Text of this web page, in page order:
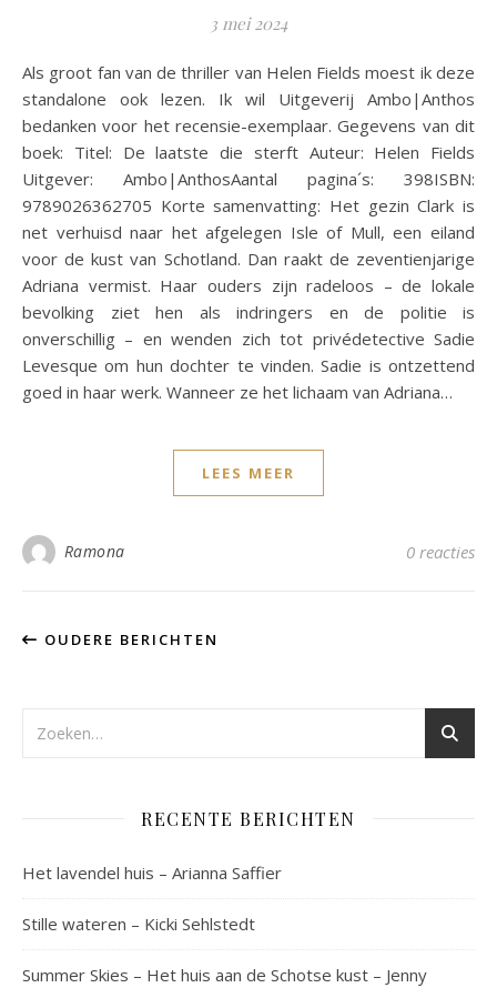
3 mei 2024
Als groot fan van de thriller van Helen Fields moest ik deze
standalone ook lezen. Ik wil Uitgeverij Ambo|Anthos
bedanken voor het recensie-exemplaar. Gegevens van dit
boek: Titel: De laatste die sterft Auteur: Helen Fields
Uitgever: Ambo|AnthosAantal pagina´s: 398ISBN:
9789026362705 Korte samenvatting: Het gezin Clark is
net verhuisd naar het afgelegen Isle of Mull, een eiland
voor de kust van Schotland. Dan raakt de zeventienjarige
Adriana vermist. Haar ouders zijn radeloos – de lokale
bevolking ziet hen als indringers en de politie is
onverschillig – en wenden zich tot privédetective Sadie
Levesque om hun dochter te vinden. Sadie is ontzettend
goed in haar werk. Wanneer ze het lichaam van Adriana…
LEES MEER
Ramona 0 reacties
OUDERE BERICHTEN
RECENTE BERICHTEN
Het lavendel huis – Arianna Saffier
Stille wateren – Kicki Sehlstedt
Summer Skies – Het huis aan de Schotse kust – Jenny